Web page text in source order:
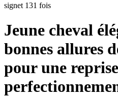
signet 131 fois
Jeune cheval
bonnes allures
pour une